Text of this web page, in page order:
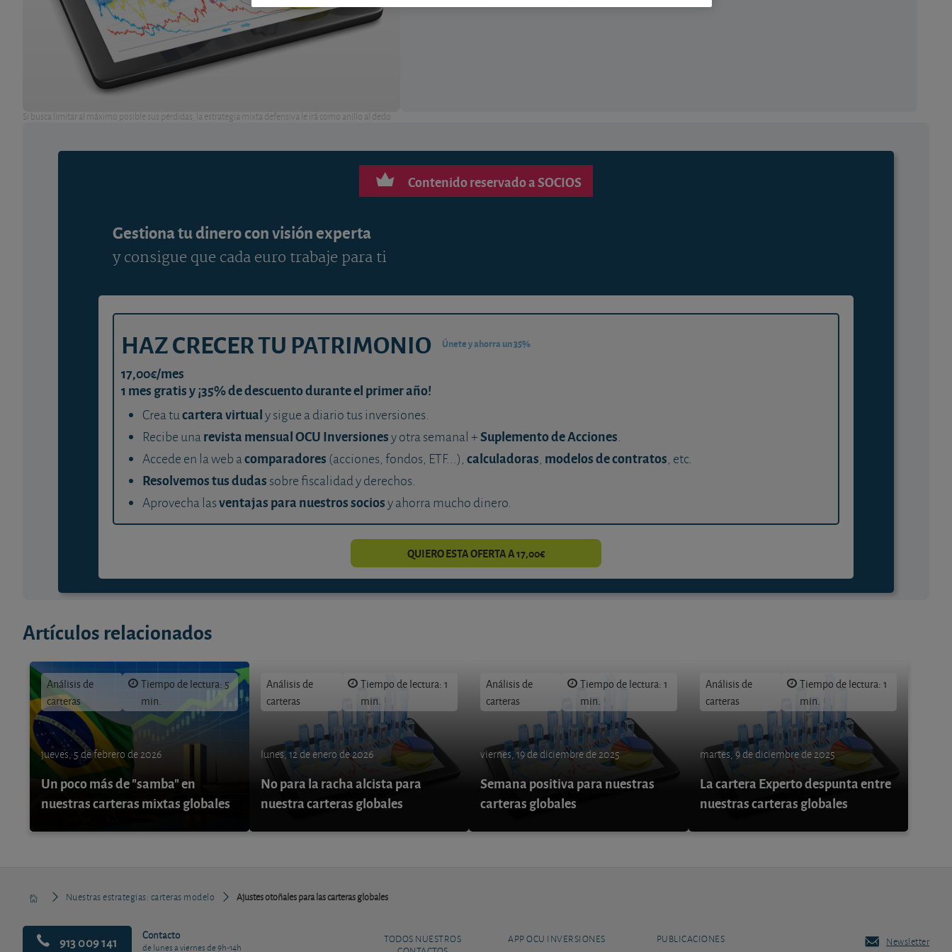
Si busca limitar al máximo posible sus pérdidas, la estrategia mixta defensiva le irá como anillo al dedo
Contenido reservado a SOCIOS
Gestiona tu dinero con visión experta
y consigue que cada euro trabaje para ti
HAZ CRECER TU PATRIMONIO Únete y ahorra un 35%
17,00€/mes
1 mes gratis y ¡35% de descuento durante el primer año!
Crea tucartera virtualy sigue a diario tus inversiones.
Recibe unarevista mensual OCU Inversionesy otra semanal +Suplemento de Acciones.
Accede en la web acomparadores (acciones, fondos, ETF...), calculadoras, modelos de contratos, etc.
Resolvemos tus dudas sobre fiscalidad y derechos.
Aprovecha lasventajas para nuestros sociosy ahorra mucho dinero.
QUIERO ESTA OFERTA A 17,00€
Artículos relacionados
Análisis de
carteras
Tiempo de lectura: 5
min.
jueves, 5 de febrero de 2026
Un poco más de "samba" en
nuestras carteras mixtas globales
Análisis de
carteras
Tiempo de lectura: 1
min.
lunes, 12 de enero de 2026
No para la racha alcista para
nuestra carteras globales
Análisis de
carteras
Tiempo de lectura: 1
min.
viernes, 19 de diciembre de 2025
Semana positiva para nuestras
carteras globales
Análisis de
carteras
Tiempo de lectura: 1
min.
martes, 9 de diciembre de 2025
La cartera Experto despunta entre
nuestras carteras globales
Nuestras estrategias: carteras modelo Ajustes otoñales para las carteras globales
913 009 141 Contacto
de lunes a viernes de 9h-14h
TODOS NUESTROS
APP OCU INVERSIONES PUBLICACIONES Newsletter